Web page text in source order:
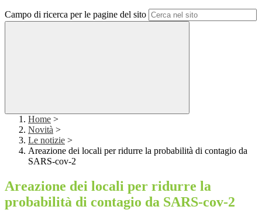
Campo di ricerca per le pagine del sito
Home >
Novità >
Le notizie >
Areazione dei locali per ridurre la probabilità di contagio da
SARS-cov-2
Areazione dei locali per ridurre la
probabilità di contagio da SARS-cov-2